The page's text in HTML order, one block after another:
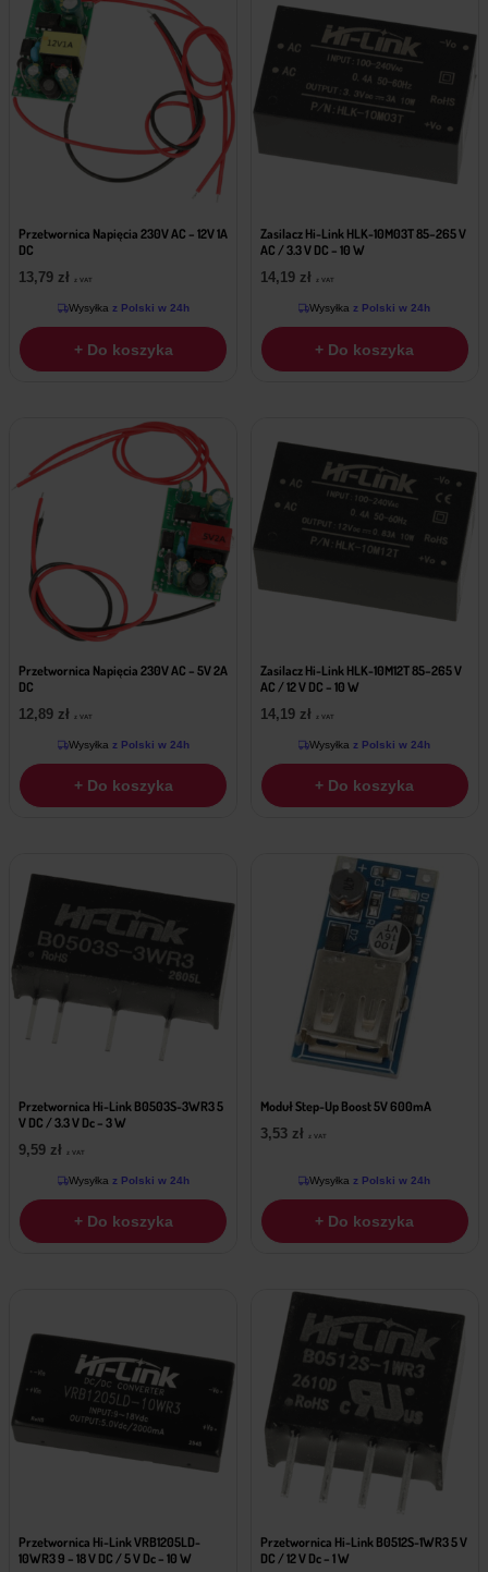
Przetwornica Napięcia 230V AC – 12V 1A
DC
13,79 zł z VAT
Wysyłka z Polski w 24h
+ Do koszyka
Zasilacz Hi-Link HLK-10M03T 85–265 V
AC / 3.3 V DC – 10 W
14,19 zł z VAT
Wysyłka z Polski w 24h
+ Do koszyka
Przetwornica Napięcia 230V AC – 5V 2A
DC
12,89 zł z VAT
Wysyłka z Polski w 24h
+ Do koszyka
Zasilacz Hi-Link HLK-10M12T 85–265 V
AC / 12 V DC – 10 W
14,19 zł z VAT
Wysyłka z Polski w 24h
+ Do koszyka
Przetwornica Hi-Link B0503S-3WR3 5
V DC / 3.3 V Dc – 3 W
9,59 zł z VAT
Wysyłka z Polski w 24h
+ Do koszyka
Moduł Step-Up Boost 5V 600mA
3,53 zł z VAT
Wysyłka z Polski w 24h
+ Do koszyka
Przetwornica Hi-Link VRB1205LD-
10WR3 9 – 18 V DC / 5 V Dc – 10 W
Przetwornica Hi-Link B0512S-1WR3 5 V
DC / 12 V Dc – 1 W